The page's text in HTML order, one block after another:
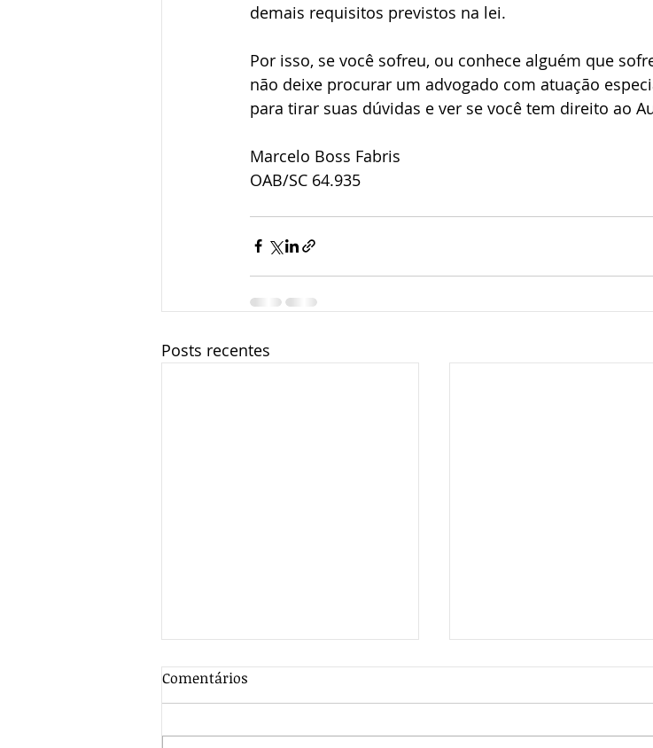
demais requisitos previstos na lei.
Por isso, se você sofreu, ou conhece alguém que
não deixe procurar um advogado com atuação
para tirar suas dúvidas e ver se você tem direito ao
Marcelo Boss Fabris
OAB/SC 64.935
Posts recentes
Comentários